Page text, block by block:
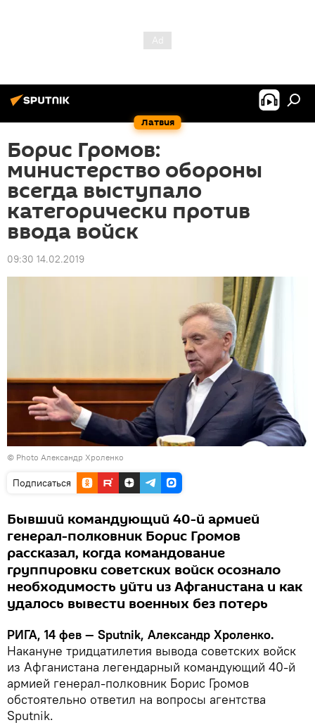
Латвия
Борис Громов:
министерство обороны
всегда выступало
категорически против
ввода войск
09:30 14.02.2019
© Photo Александр Хроленко
Подписаться
Бывший командующий 40-й армией
генерал-полковник Борис Громов
рассказал, когда командование
группировки советских войск осознало
необходимость уйти из Афганистана и как
удалось вывести военных без потерь
РИГА, 14 фев — Sputnik, Александр Хроленко.
Накануне тридцатилетия вывода советских войск
из Афганистана легендарный командующий 40-й
армией генерал-полковник Борис Громов
обстоятельно ответил на вопросы агентства
Sputnik.